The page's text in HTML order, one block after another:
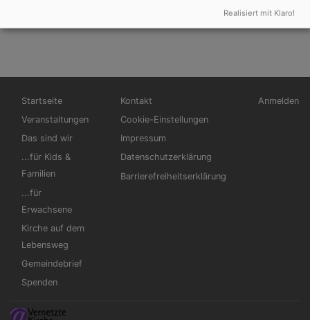
Wir begleiten Sie auch gerne in der Zeit der Trauer.
Hauptnavigation
Startseite
Veranstaltungen
Das sind wir
...für Kids &
Familien
...für
Erwachsene
Kirche auf dem
Lebensweg
Gemeindebrief
Spenden
Fußbereichsmenü
Kontakt
Cookie-Einstellungen
Impressum
Datenschutzerklärung
Barrierefreiheitserklärung
Anmelden
Realisiert mit Klaro!